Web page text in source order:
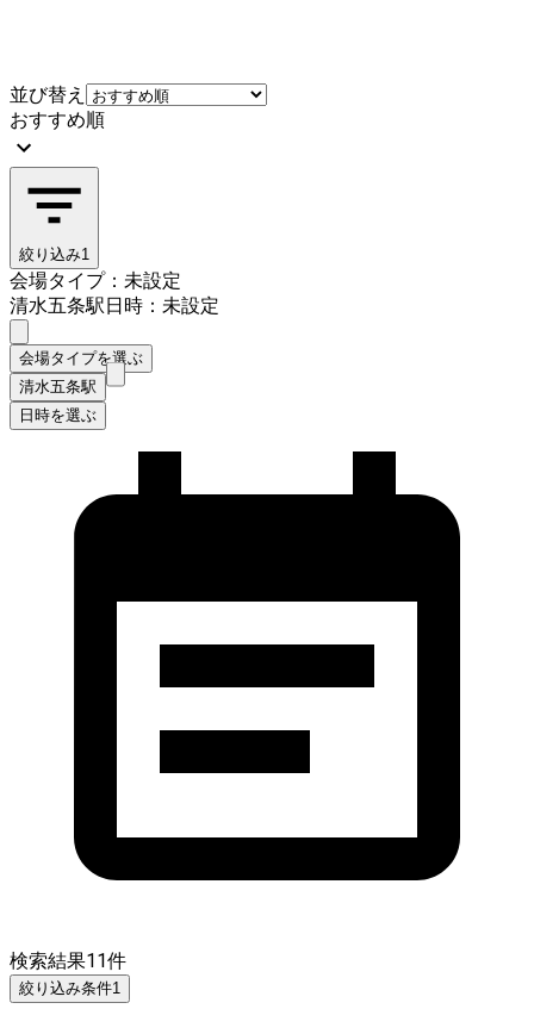
並び替え
おすすめ順
絞り込み1
会場タイプ：未設定
清水五条駅日時：未設定
会場タイプを選ぶ
清水五条駅
日時を選ぶ
検索結果11件
絞り込み条件1